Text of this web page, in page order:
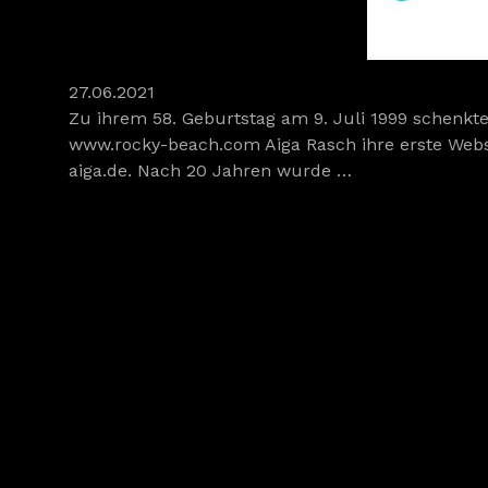
27.06.2021
Zu ihrem 58. Geburtstag am 9. Juli 1999
www.rocky-beach.com Aiga Rasch ihre erste
aiga.de. Nach 20 Jahren wurde …